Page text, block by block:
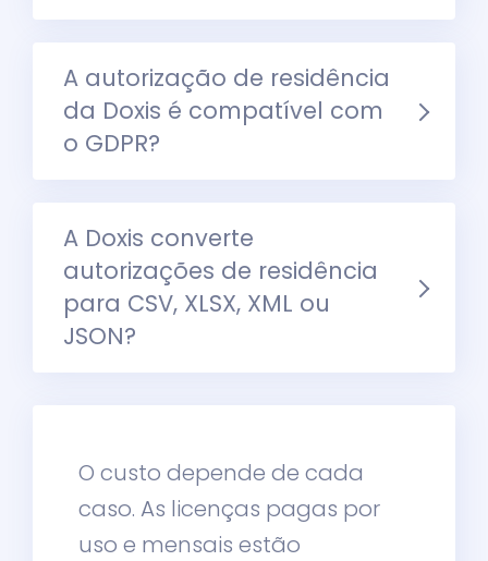
A autorização de residência
da Doxis é compatível com
o GDPR?
A Doxis converte
autorizações de residência
para CSV, XLSX, XML ou
JSON?
O custo depende de cada
caso. As licenças pagas por
uso e mensais estão